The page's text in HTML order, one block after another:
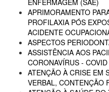
ENFERMAGEM (SAE)
APRIMORAMENTO
PROFILAXIA PÓS
ACIDENTE
ASPECTOS
ASSISTÊNCIA AOS
CORONAVÍRUS -
ATENÇÃO À CRISE EM
VERBAL, CONTENÇÃO